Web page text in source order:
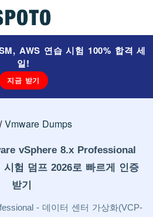
AWS 연습 시험 100% 합격 세
일!
지금 받기
Vmware Dumps
vSphere 8.x Professional
시험 덤프 2026로 빠르게 인증
받기
- 데이터 센터 가상화(VCP-